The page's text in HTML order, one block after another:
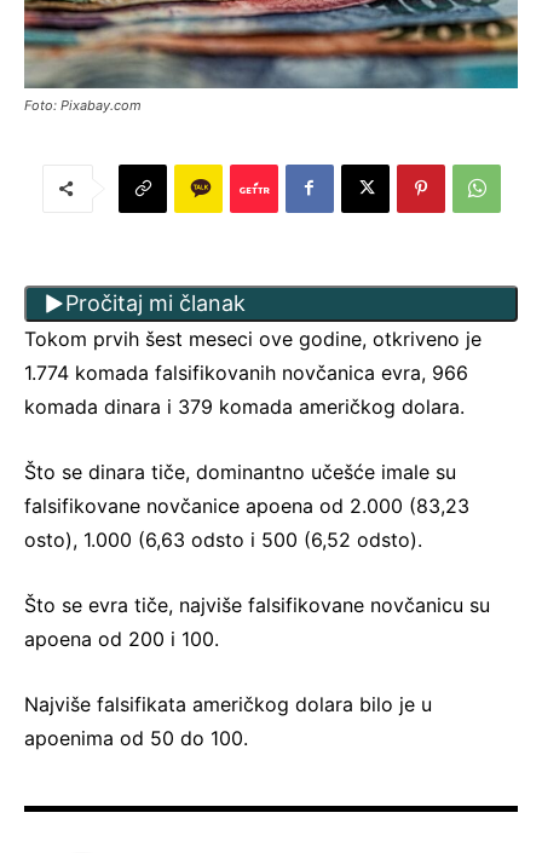
Foto: Pixabay.com
Pročitaj mi članak
Tokom prvih šest meseci ove godine, otkriveno je
1.774 komada falsifikovanih novčanica evra, 966
komada dinara i 379 komada američkog dolara.
Što se dinara tiče, dominantno učešće imale su
falsifikovane novčanice apoena od 2.000 (83,23
osto), 1.000 (6,63 odsto i 500 (6,52 odsto).
Što se evra tiče, najviše falsifikovane novčanicu su
apoena od 200 i 100.
Najviše falsifikata američkog dolara bilo je u
apoenima od 50 do 100.